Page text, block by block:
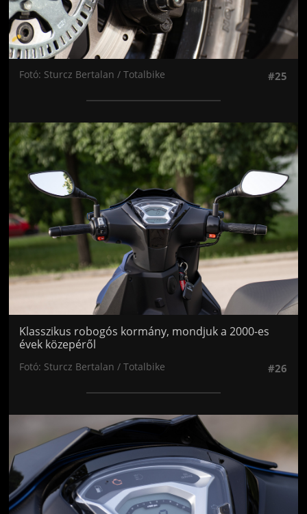
Fotó: Sturcz Bertalan / Totalbike #25
Jön még kép!
Klasszikus robogós kormány, mondjuk a 2000-es
évek közepéről
Fotó: Sturcz Bertalan / Totalbike #26
Jön még kép!